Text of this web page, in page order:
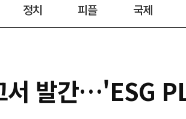
정치 피플 국제
서 발간…'ESG